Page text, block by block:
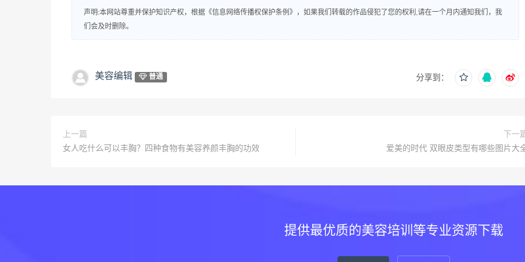
声明:本网站尊重并保护知识产权，根据《信息网络传播权保护条例》，如果我们转载的作品侵犯了您的权利,请在一个月内通知我们，我
们会及时删除。
美容编辑 普通 分享到：
上一篇
女人吃什么可以丰胸？四种食物有美容养颜丰胸的功效
下一
爱美的时代 双眼皮类型有哪些图片大
提供最优质的美容培训等专业资源下载